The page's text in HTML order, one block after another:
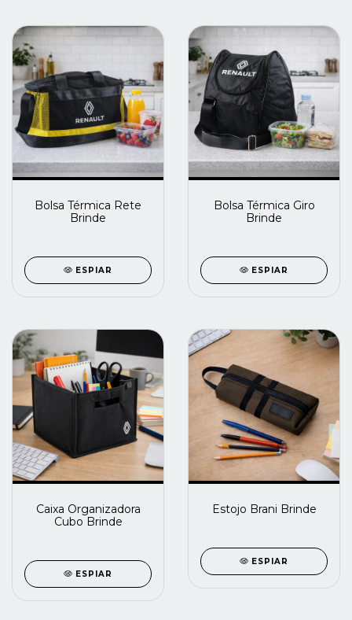
Bolsa Térmica Rete
Brinde
ESPIAR
Bolsa Térmica Giro
Brinde
ESPIAR
Caixa Organizadora
Cubo Brinde
ESPIAR
Estojo Brani Brinde
ESPIAR